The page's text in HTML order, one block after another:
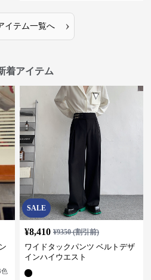
イテム一覧へ ›
着アイテム
色
SALE
¥8,410 ¥9350(割引前)
ワイドタックパンツ ベルトデザ
インハイウエスト